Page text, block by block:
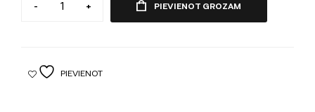
- + PIEVIENOT GROZAM
PIEVIENOT